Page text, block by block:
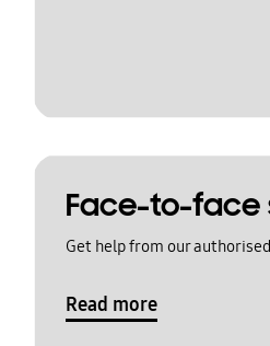
Face-to-face
Get help from our
Read more